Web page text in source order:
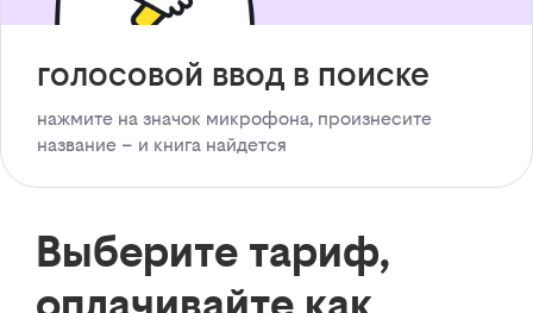
голосовой ввод в поиске
нажмите на значок микрофона, произнесите
название – и книга найдется
Выберите тариф,